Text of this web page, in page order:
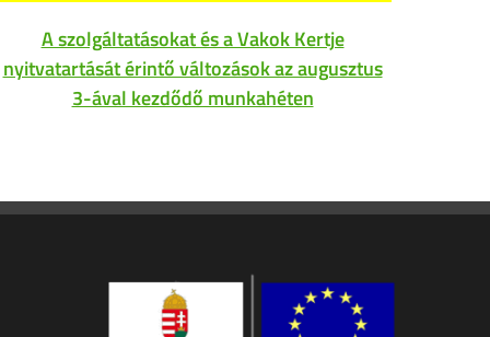
A szolgáltatásokat és a Vakok Kertje
nyitvatartását érintő változások az augusztus
3-ával kezdődő munkahéten